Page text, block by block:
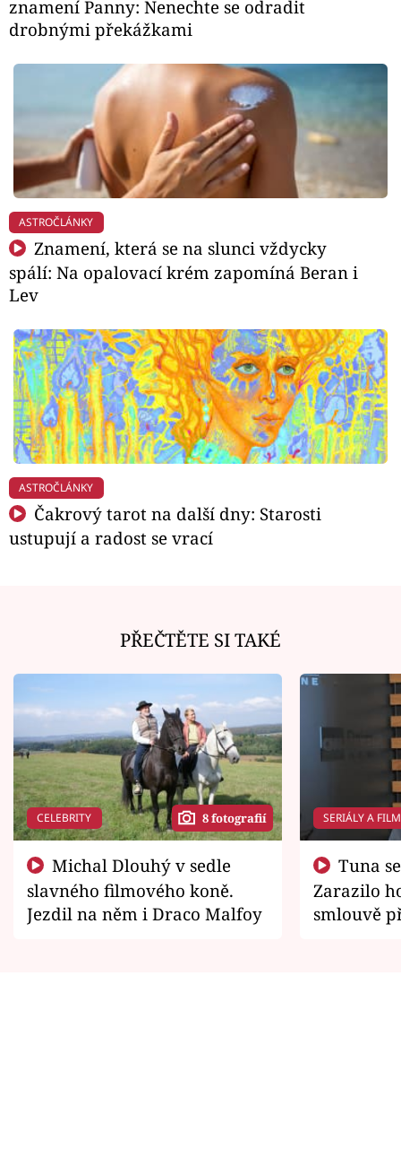
znamení Panny: Nenechte se odradit
drobnými překážkami
ASTROČLÁNKY
Znamení, která se na slunci vždycky
spálí: Na opalovací krém zapomíná Beran i
Lev
ASTROČLÁNKY
Čakrový tarot na další dny: Starosti
ustupují a radost se vrací
PŘEČTĚTE SI TAKÉ
CELEBRITY 8 fotografií
slavného filmového koně.
Jezdil na něm i Draco Malfoy
SERIÁLY A
Zarazilo
smlouvě